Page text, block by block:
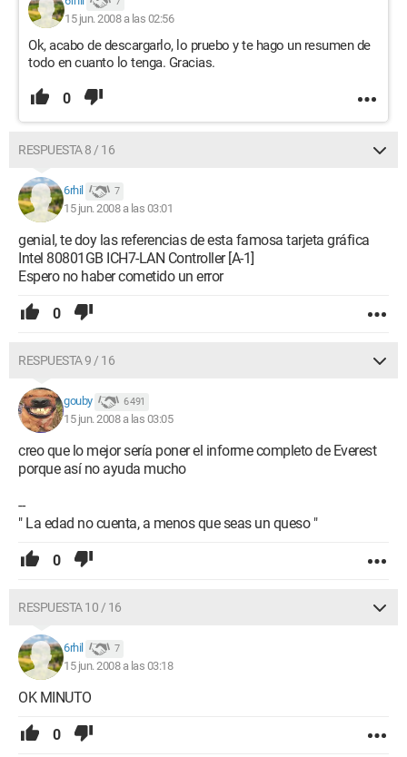
15 jun. 2008 a las 02:56
Ok, acabo de descargarlo, lo pruebo y te hago un resumen de
todo en cuanto lo tenga. Gracias.
0
RESPUESTA 8 / 16
6rhil 7
15 jun. 2008 a las 03:01
genial, te doy las referencias de esta famosa tarjeta gráfica
Intel 80801GB ICH7-LAN Controller [A-1]
Espero no haber cometido un error
0
RESPUESTA 9 / 16
gouby 6 491
15 jun. 2008 a las 03:05
creo que lo mejor sería poner el informe completo de Everest
porque así no ayuda mucho
--
" La edad no cuenta, a menos que seas un queso "
0
RESPUESTA 10 / 16
6rhil 7
15 jun. 2008 a las 03:18
OK MINUTO
0